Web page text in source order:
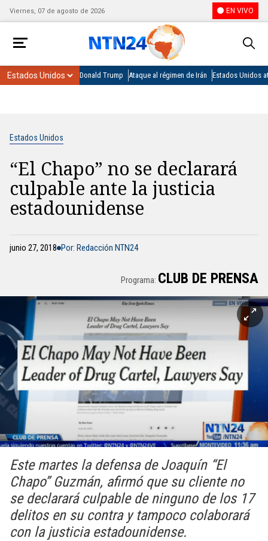
Viernes, 07 de agosto de 2026 EN VIVO
Donald Trump Ataque al régimen de Irán Estados Unidos
Estados Unidos
“El Chapo” no se declarará
culpable ante la justicia
estadounidense
junio 27, 2018 Por: Redacción NTN24
Programa: CLUB DE PRENSA
Este martes la defensa de Joaquín “El
Chapo” Guzmán, afirmó que su cliente no
se declarará culpable de ninguno de los 17
delitos en su contra y tampoco colaborará
con la justicia estadounidense.